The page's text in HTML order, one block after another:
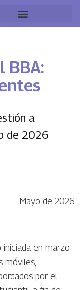
BBA:
a
de 2026
Mayo de 2026
en marzo
móviles,
por el